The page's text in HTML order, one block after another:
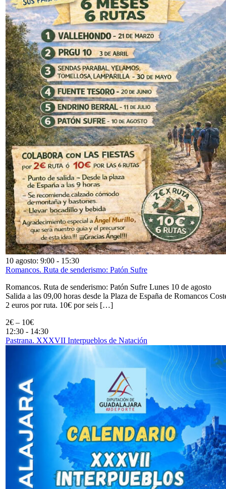
10 agosto: 9:00 - 15:30
Romancos. Ruta de senderismo: Patón Sufre
Romancos. Ruta de senderismo: Patón Sufre Lunes 10 de agosto
Salida a las 09,00 horas desde la Plaza de España de Romancos
2 euros por ruta. 10€ por seis […]
2€ – 10€
12:30 - 14:30
Pastrana. XXXVII Interpueblos de Natación